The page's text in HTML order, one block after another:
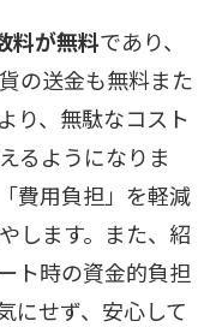
料が無料であり、
の送金も無料また
り、無駄なコスト
るようになりま
費用負担」を軽減
します。また、紹
ト時の資金的負担
にせず、安心して